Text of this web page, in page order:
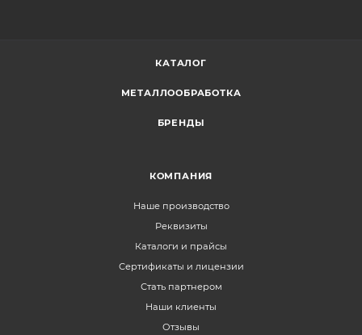
КАТАЛОГ
МЕТАЛЛООБРАБОТКА
БРЕНДЫ
КОМПАНИЯ
Наше производство
Реквизиты
Каталоги и прайсы
Сертификаты и лицензии
Стать партнером
Наши клиенты
Отзывы